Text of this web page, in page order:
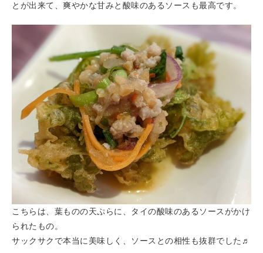
とが出来て、爽やかな甘みと酸味のあるソースも最高です。
こちらは、葉ものの天ぷらに、タイの酸味のあるソースがかけ
られたもの。
サックサクで本当に美味しく、ソースとの相性も抜群でした♬